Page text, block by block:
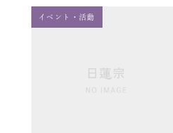
イベント・活動